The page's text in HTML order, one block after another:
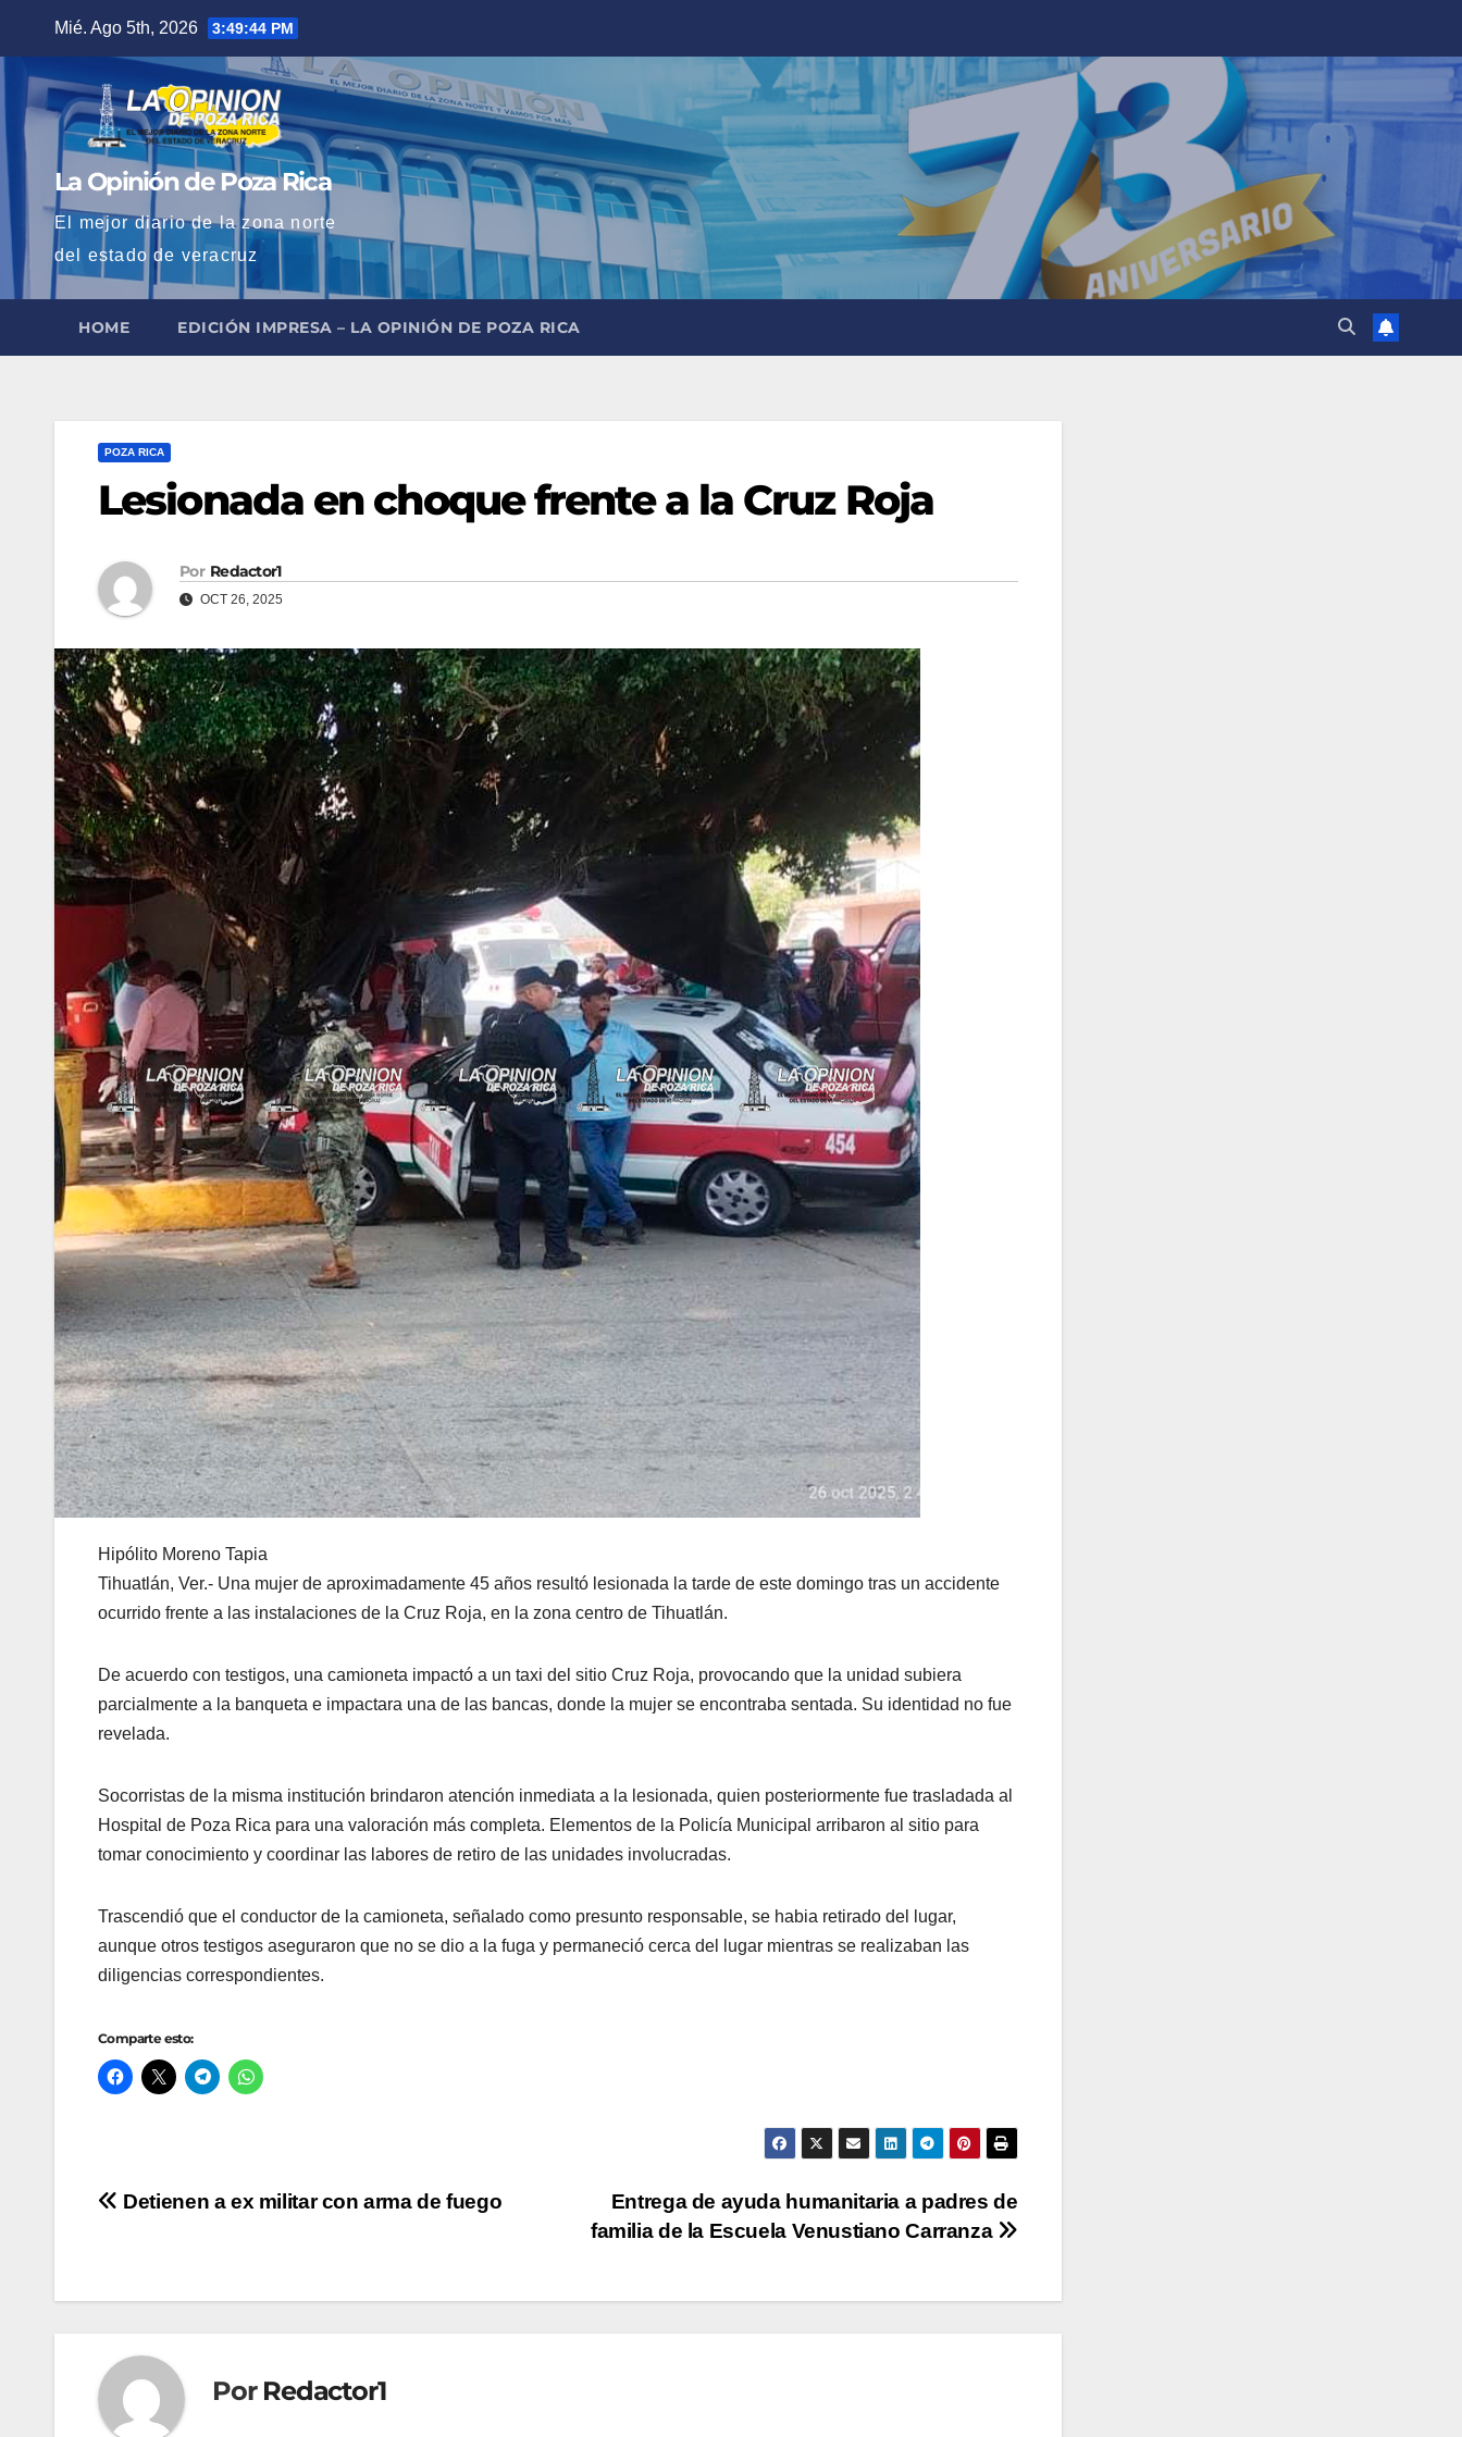
contenido
Mié. Ago 5th, 2026 3:49:45 PM
La Opinión de Poza Rica
El mejor diario de la zona norte
del estado de veracruz
HOME EDICIÓN IMPRESA – LA OPINIÓN DE POZA RICA
POZA RICA
Lesionada en choque frente a la Cruz Roja
Por Redactor1
OCT 26, 2025
Hipólito Moreno Tapia
Tihuatlán, Ver.- Una mujer de aproximadamente 45 años resultó lesionada la tarde de este domingo tras un accidente
ocurrido frente a las instalaciones de la Cruz Roja, en la zona centro de Tihuatlán.
De acuerdo con testigos, una camioneta impactó a un taxi del sitio Cruz Roja, provocando que la unidad subiera
parcialmente a la banqueta e impactara una de las bancas, donde la mujer se encontraba sentada. Su identidad no fue
revelada.
Socorristas de la misma institución brindaron atención inmediata a la lesionada, quien posteriormente fue trasladada al
Hospital de Poza Rica para una valoración más completa. Elementos de la Policía Municipal arribaron al sitio para
tomar conocimiento y coordinar las labores de retiro de las unidades involucradas.
Trascendió que el conductor de la camioneta, señalado como presunto responsable, se habia retirado del lugar,
aunque otros testigos aseguraron que no se dio a la fuga y permaneció cerca del lugar mientras se realizaban las
diligencias correspondientes.
Comparte esto:
Navegación
entradas
Entrega de ayuda humanitaria a padres de
familia de la Escuela Venustiano Carranza
Detienen a ex militar con arma de fuego
Por Redactor1